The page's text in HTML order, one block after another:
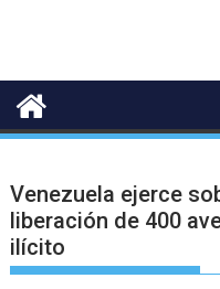
Venezuela ejerce
liberación de 400
ilícito